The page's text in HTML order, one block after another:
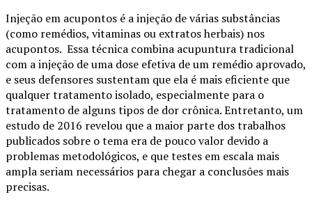
Injeção em acupontos é a injeção de várias substâncias
(como remédios, vitaminas ou extratos herbais) nos
acupontos. Essa técnica combina acupuntura tradicional
com a injeção de uma dose efetiva de um remédio aprovado,
e seus defensores sustentam que ela é mais eficiente que
qualquer tratamento isolado, especialmente para o
tratamento de alguns tipos de dor crônica. Entretanto, um
estudo de 2016 revelou que a maior parte dos trabalhos
publicados sobre o tema era de pouco valor devido a
problemas metodológicos, e que testes em escala mais
ampla seriam necessários para chegar a conclusões mais
precisas.